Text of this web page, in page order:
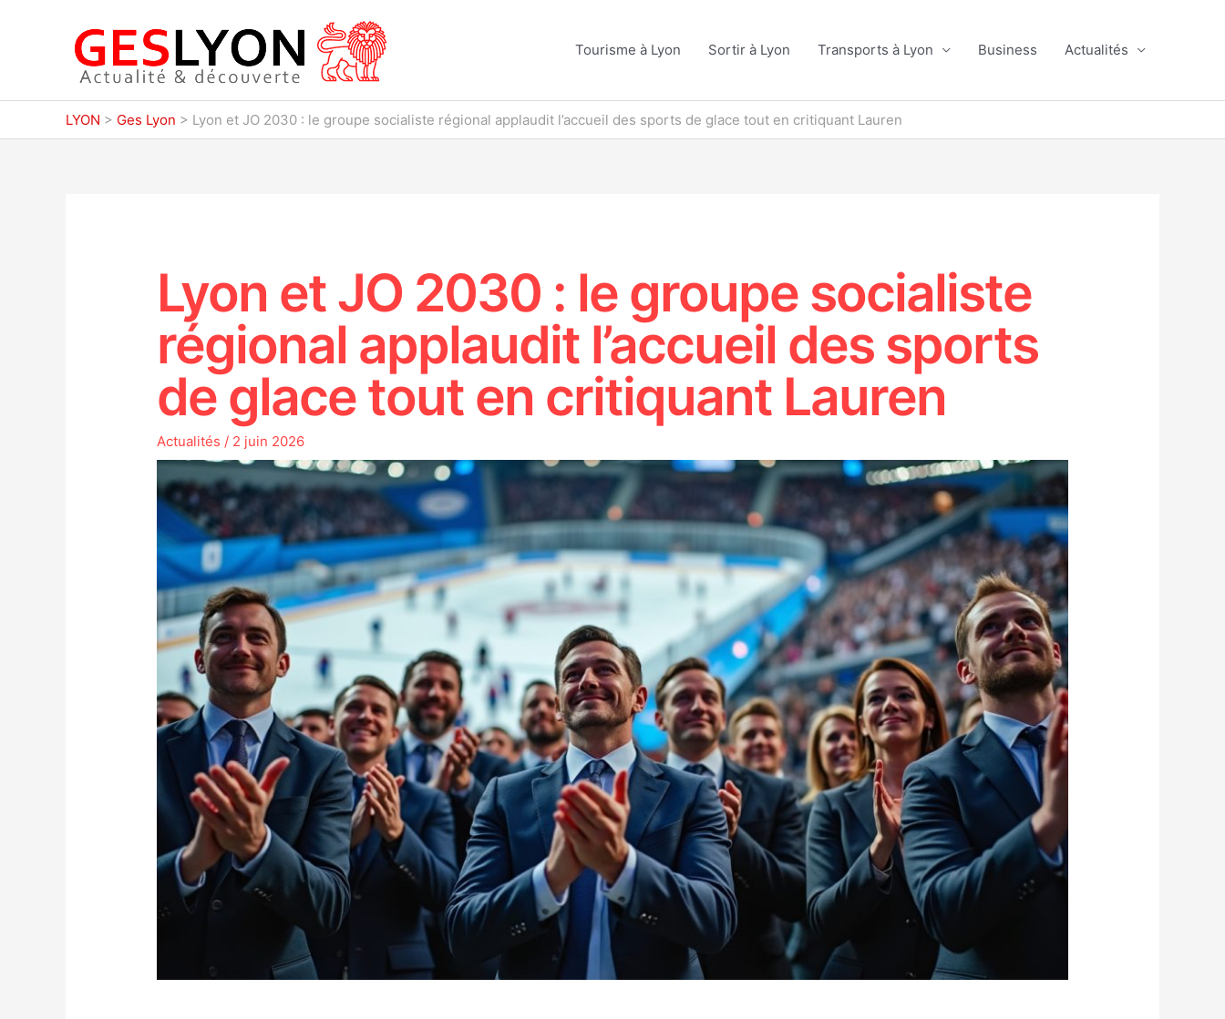
Tourisme à Lyon Sortir à Lyon Transports à Lyon Business Actualités
LYON > Ges Lyon > Lyon et JO 2030 : le groupe socialiste régional applaudit l’accueil des sports de glace tout en critiquant Lauren
Lyon et JO 2030 : le groupe socialiste
régional applaudit l’accueil des sports
de glace tout en critiquant Lauren
Actualités / 2 juin 2026